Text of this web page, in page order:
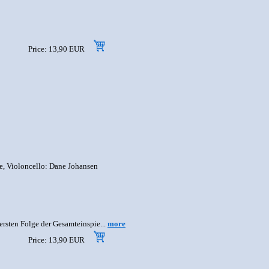
Price: 13,90 EUR
Violoncello: Dane Johansen
Folge der Gesamteinspie... more
Price: 13,90 EUR